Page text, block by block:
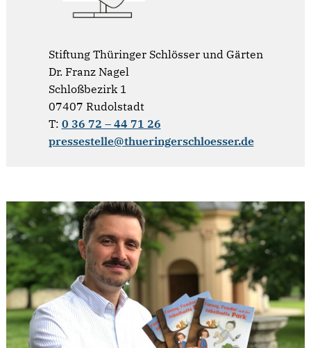
Stiftung Thüringer Schlösser und Gärten
Dr. Franz Nagel
Schloßbezirk 1
07407 Rudolstadt
T: 0 36 72 – 44 71 26
pressestelle@thueringerschloesser.de